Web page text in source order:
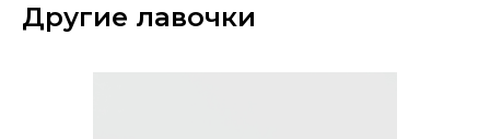
Другие лавочки